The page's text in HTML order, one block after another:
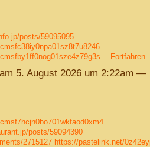
posts/59095095
Fortfahren
5. August 2026 um 2:22am —
posts/59094390
2715127 https://pastelink.net/